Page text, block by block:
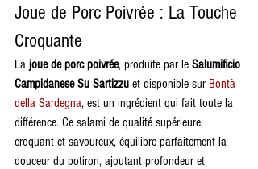
Joue de Porc Poivrée : La Touche
Croquante
La joue de porc poivrée, produite par le Salumificio
Campidanese Su Sartizzu et disponible sur Bontà
della Sardegna, est un ingrédient qui fait toute la
différence. Ce salami de qualité supérieure,
croquant et savoureux, équilibre parfaitement la
douceur du potiron, ajoutant profondeur et